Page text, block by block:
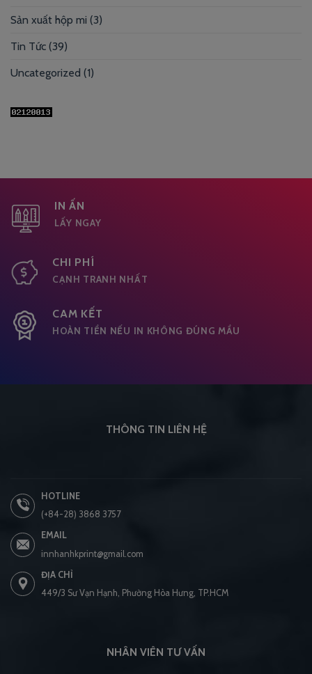
Sản xuất hộp mi (3)
Tin Tức (39)
Uncategorized (1)
IN ẤN
LẤY NGAY
CHI PHÍ
CẠNH TRANH NHẤT
CAM KẾT
HOÀN TIỀN NẾU IN KHÔNG ĐÚNG MẦU
THÔNG TIN LIÊN HỆ
HOTLINE
(+84-28) 3868 3757
EMAIL
innhanhkprint@gmail.com
ĐỊA CHỈ
449/3 Sư Vạn Hạnh, Phường Hòa Hưng, TP.HCM
NHÂN VIÊN TƯ VẤN